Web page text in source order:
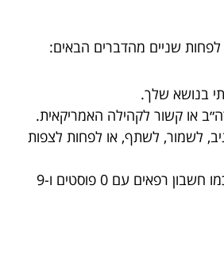
שניים מהדברים הבאים:
בנושא שלך.
או קשור לקהילה האמריקאית.
לשמור, לשתף, או לפחות לצפות
הוא לא נראה כמו חשבון רפאים עם 0 פוסטים ו-9